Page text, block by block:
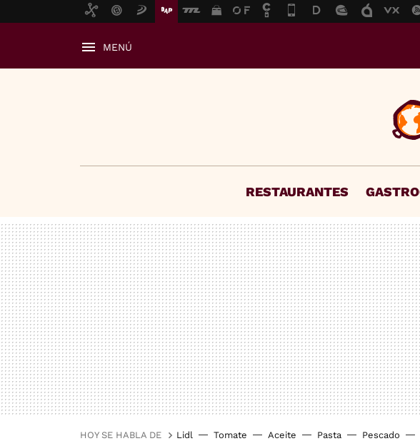
MENÚ
RESTAURANTES
HOY SE HABLA DE Lidl Tomate Aceite Pasta Pescado